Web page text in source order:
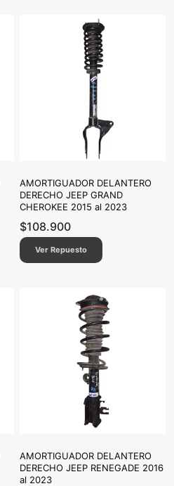
AMORTIGUADOR DELANTERO
DERECHO JEEP GRAND
CHEROKEE 2015 al 2023
$108.900
Ver Repuesto
AMORTIGUADOR DELANTERO
DERECHO JEEP RENEGADE 2016
al 2023